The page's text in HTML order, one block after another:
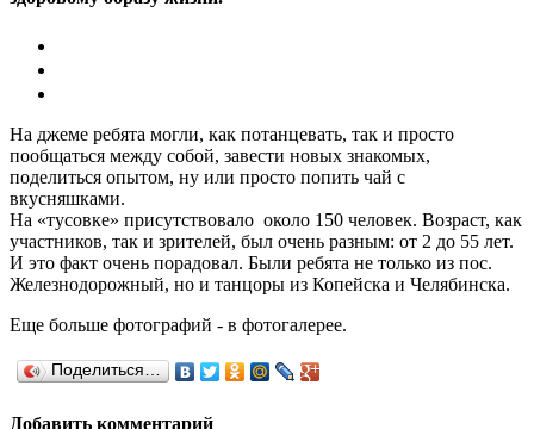
На джеме ребята могли, как потанцевать, так и просто
пообщаться между собой, завести новых знакомых,
поделиться опытом, ну или просто попить чай с
вкусняшками.
На «тусовке» присутствовало около 150 человек. Возраст, как
участников, так и зрителей, был очень разным: от 2 до 55 лет.
И это факт очень порадовал. Были ребята не только из пос.
Железнодорожный, но и танцоры из Копейска и Челябинска.
Еще больше фотографий - в фотогалерее.
Поделиться…
Добавить комментарий